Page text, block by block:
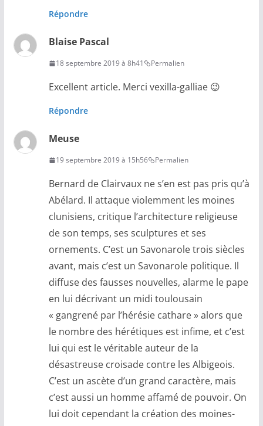
Répondre
Blaise Pascal
18 septembre 2019 à 8h41 Permalien
Excellent article. Merci vexilla-galliae 😉
Répondre
Meuse
19 septembre 2019 à 15h56 Permalien
Bernard de Clairvaux ne s’en est pas pris qu’à
Abélard. Il attaque violemment les moines
clunisiens, critique l’architecture religieuse
de son temps, ses sculptures et ses
ornements. C’est un Savonarole trois siècles
avant, mais c’est un Savonarole politique. Il
diffuse des fausses nouvelles, alarme le pape
en lui décrivant un midi toulousain
« gangrené par l’hérésie cathare » alors que
le nombre des hérétiques est infime, et c’est
lui qui est le véritable auteur de la
désastreuse croisade contre les Albigeois.
C’est un ascète d’un grand caractère, mais
c’est aussi un homme affamé de pouvoir. On
lui doit cependant la création des moines-